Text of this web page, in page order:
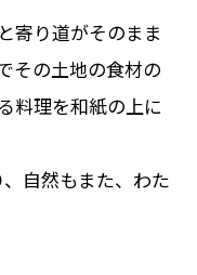
寄り道がそのまま
その土地の食材の
料理を和紙の上に
自然もまた、わた